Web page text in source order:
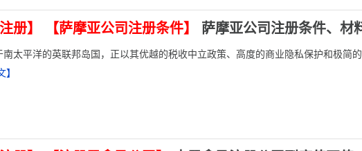
册】 【萨摩亚公司注册条件】 萨摩亚公司注册条件、材
太平洋的英联邦岛国，正以其优越的税收中立政策、高度的商业隐私保护和极简
】